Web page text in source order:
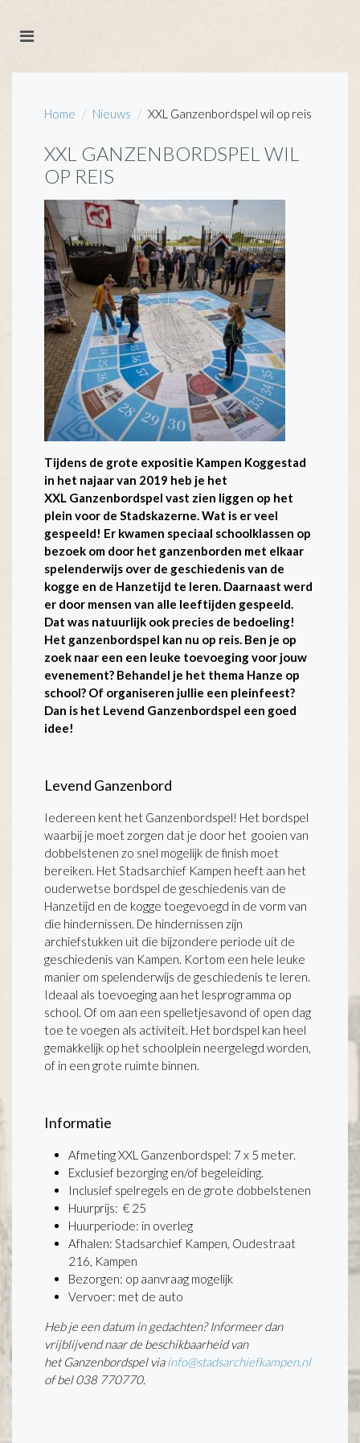
Home Nieuws XXL Ganzenbordspel wil op reis
XXL GANZENBORDSPEL WIL
OP REIS
Tijdens de grote expositie Kampen Koggestad
in het najaar van 2019 heb je het
XXL Ganzenbordspel vast zien liggen op het
plein voor de Stadskazerne. Wat is er veel
gespeeld! Er kwamen speciaal schoolklassen op
bezoek om door het ganzenborden met elkaar
spelenderwijs over de geschiedenis van de
kogge en de Hanzetijd te leren. Daarnaast werd
er door mensen van alle leeftijden gespeeld.
Dat was natuurlijk ook precies de bedoeling!
Het ganzenbordspel kan nu op reis. Ben je op
zoek naar een een leuke toevoeging voor jouw
evenement? Behandel je het thema Hanze op
school? Of organiseren jullie een pleinfeest?
Dan is het Levend Ganzenbordspel een goed
idee!
Levend Ganzenbord
Iedereen kent het Ganzenbordspel! Het bordspel
waarbij je moet zorgen dat je door het gooien van
dobbelstenen zo snel mogelijk de finish moet
bereiken. Het Stadsarchief Kampen heeft aan het
ouderwetse bordspel de geschiedenis van de
Hanzetijd en de kogge toegevoegd in de vorm van
die hindernissen. De hindernissen zijn
archiefstukken uit die bijzondere periode uit de
geschiedenis van Kampen. Kortom een hele leuke
manier om spelenderwijs de geschiedenis te leren.
Ideaal als toevoeging aan het lesprogramma op
school. Of om aan een spelletjesavond of open dag
toe te voegen als activiteit. Het bordspel kan heel
gemakkelijk op het schoolplein neergelegd worden,
of in een grote ruimte binnen.
Informatie
Afmeting XXL Ganzenbordspel: 7 x 5 meter.
Exclusief bezorging en/of begeleiding.
Inclusief spelregels en de grote dobbelstenen
Huurprijs: € 25
Huurperiode: in overleg
Afhalen: Stadsarchief Kampen, Oudestraat
216, Kampen
Bezorgen: op aanvraag mogelijk
Vervoer: met de auto
Heb je een datum in gedachten? Informeer dan
vrijblijvend naar de beschikbaarheid van
het Ganzenbordspel viainfo@stadsarchiefkampen.nl
of bel 038 770770.